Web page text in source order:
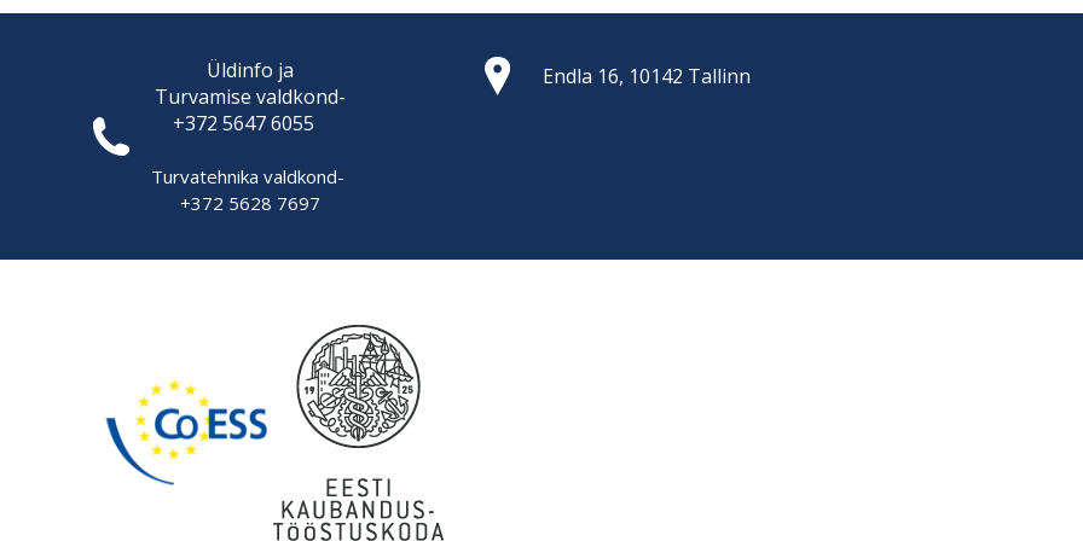
Üldinfo ja
Turvamisevaldkond-
+372 5647 6055
Turvatehnika valdkond-
+372 5628 7697
Endla 16, 10142 Tallinn